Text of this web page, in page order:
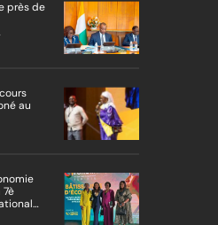
près de
au